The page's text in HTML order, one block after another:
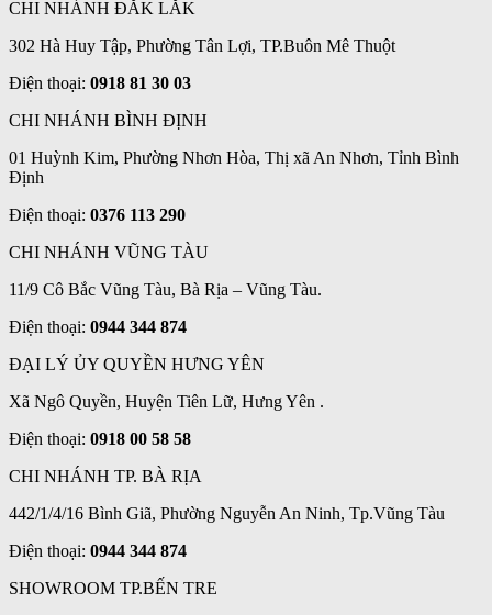
CHI NHÁNH ĐẮK LẮK
302 Hà Huy Tập, Phường Tân Lợi, TP.Buôn Mê Thuột
Điện thoại: 0918 81 30 03
CHI NHÁNH BÌNH ĐỊNH
01 Huỳnh Kim, Phường Nhơn Hòa, Thị xã An Nhơn, Tỉnh Bình
Định
Điện thoại: 0376 113 290
CHI NHÁNH VŨNG TÀU
11/9 Cô Bắc Vũng Tàu, Bà Rịa – Vũng Tàu.
Điện thoại: 0944 344 874
ĐẠI LÝ ỦY QUYỀN HƯNG YÊN
Xã Ngô Quyền, Huyện Tiên Lữ, Hưng Yên .
Điện thoại: 0918 00 58 58
CHI NHÁNH TP. BÀ RỊA
442/1/4/16 Bình Giã, Phường Nguyễn An Ninh, Tp.Vũng Tàu
Điện thoại: 0944 344 874
SHOWROOM TP.BẾN TRE